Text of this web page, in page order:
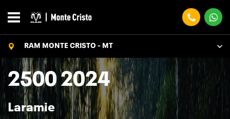
RAM MONTE CRISTO - MT
2500 2024
Laramie